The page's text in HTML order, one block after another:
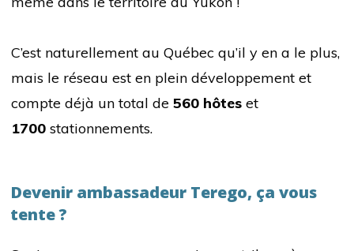
C’est naturellement au Québec qu’il y en a le plus,
mais le réseau est en plein développement et
compte déjà un total de 560 hôtes et
1700 stationnements.
Devenir ambassadeur Terego, ça vous
tente ?